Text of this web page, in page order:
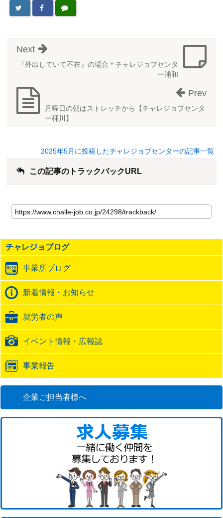
『外出していて不在』の場合＊チャレジョブセンタ
ー浦和
Next
月曜日の朝はストレッチから【チャレジョブセンタ
ー桶川】
Prev
2025年5月に投稿したチャレジョブセンターの記事一覧
この記事のトラックバックURL
の
記
の
ト
ッ
ク
バ
ッ
URL
チャレジョブログ
事業所ブログ
新着情報・お知らせ
就労者の声
イベント情報・広報誌
事業報告
企業ご担当者様へ